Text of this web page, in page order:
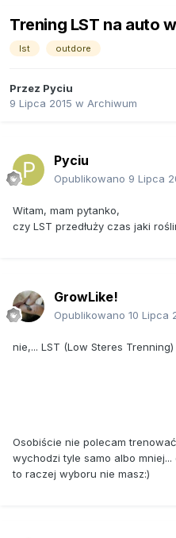
Trening LST na auto
lst outdore
Przez Pyciu
9 Lipca 2015 w Archiwum
Pyciu
Opublikowano 9 Lipca
Witam, mam pytanko,
czy LST przedłuży czas jaki
GrowLike!
Opublikowano 10 Lipca
nie,... LST (Low Steres
Osobiście nie polecam
wychodzi tyle samo albo
to raczej wyboru nie masz:)